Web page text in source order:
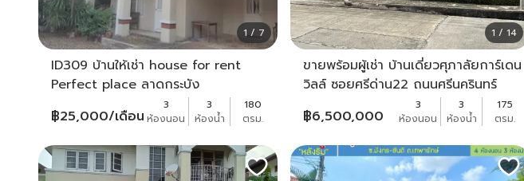
1 / 7
ID309 บ้านให้เช่า house for rent
Perfect place ลาดกระบัง
฿25,000/เดือน
3
ห้องนอน
3
ห้องน้ำ
180
ตรม.
1 / 14
ขายพร้อมผู้เช่า บ้านเดี่ยวศุภาลัยการ์เดน
วิลล์ ซอยศรีด่าน22 ถนนศรีนครินทร์
฿6,500,000
3
ห้องนอน
3
ห้องน้ำ
175
ตรม.